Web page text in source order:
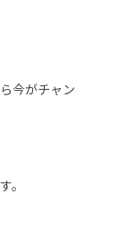
今がチャン
。